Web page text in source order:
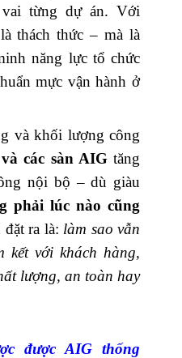
từng dự án. Với
thách thức – mà là
năng lực tổ chức
mực vận hành ở
và khối lượng công
các sàn AIGtăng
nội bộ – dù giàu
phải lúc nào cũng
ra là: làm sao vẫn
kết với khách hàng,
lượng, an toàn hay
được AIG thống